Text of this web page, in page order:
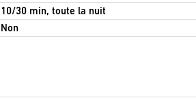
10/30 min, toute la nuit
Non